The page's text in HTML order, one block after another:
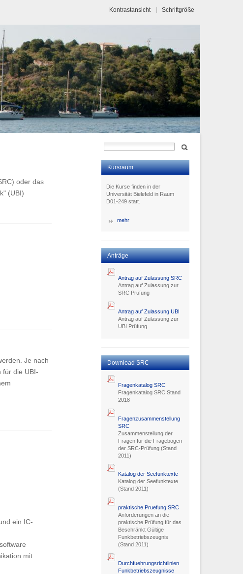
Kontrastansicht Schriftgröße
oder das
(UBI)
Je nach
für die UBI-
ein IC-
mit
Kursraum
Die Kurse finden in der
Universität Bielefeld in Raum
D01-249 statt.
mehr
Anträge
Antrag auf Zulassung SRC
Antrag auf Zulassung zur
SRC Prüfung
Antrag auf Zulassung UBI
Antrag auf Zulassung zur
UBI Prüfung
Download SRC
Fragenkatalog SRC
Fragenkatalog SRC Stand
2018
Fragenzusammenstellung
SRC
Zusammenstellung der
Fragen für die Fragebögen
der SRC-Prüfung (Stand
2011)
Katalog der Seefunktexte
Katalog der Seefunktexte
(Stand 2011)
praktische Pruefung SRC
Anforderungen an die
praktische Prüfung für das
Beschränkt Gültige
Funkbetriebszeugnis
(Stand 2011)
Durchfuehrungsrichtlinien
Funkbetriebszeugnisse